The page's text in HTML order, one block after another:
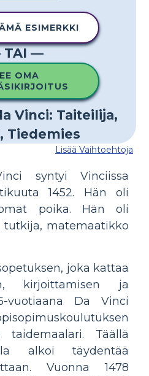
ESIMERKKI
—
OMA
Lisää Vaihtoehtoja
syntyi Vinciissa
1452. Hän oli
poika. Hän oli
matemaatikko
joka kattaa
kirjoittamisen ja
vuotiaana Da Vinci
taidemaalari. Täällä
alkoi täydentää
Vuonna 1478